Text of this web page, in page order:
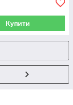
Купити